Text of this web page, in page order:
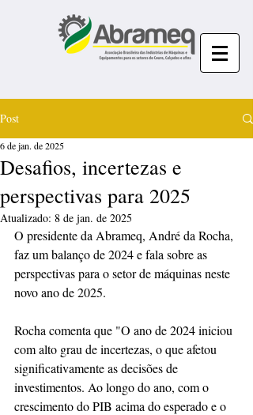
Post
Desafios, incertezas e
perspectivas para 2025
6 de jan. de 2025
Atualizado: 8 de jan. de 2025
O presidente da Abrameq, André da Rocha,
faz um balanço de 2024 e fala sobre as
perspectivas para o setor de máquinas neste
novo ano de 2025.
Rocha comenta que "O ano de 2024 iniciou
com alto grau de incertezas, o que afetou
significativamente as decisões de
investimentos. Ao longo do ano, com o
crescimento do PIB acima do esperado e o